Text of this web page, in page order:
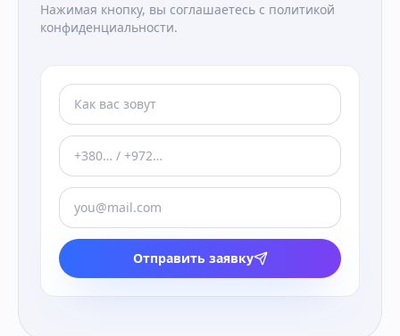
Нажимая кнопку, вы соглашаетесь с политикой
конфиденциальности.
Отправить заявку